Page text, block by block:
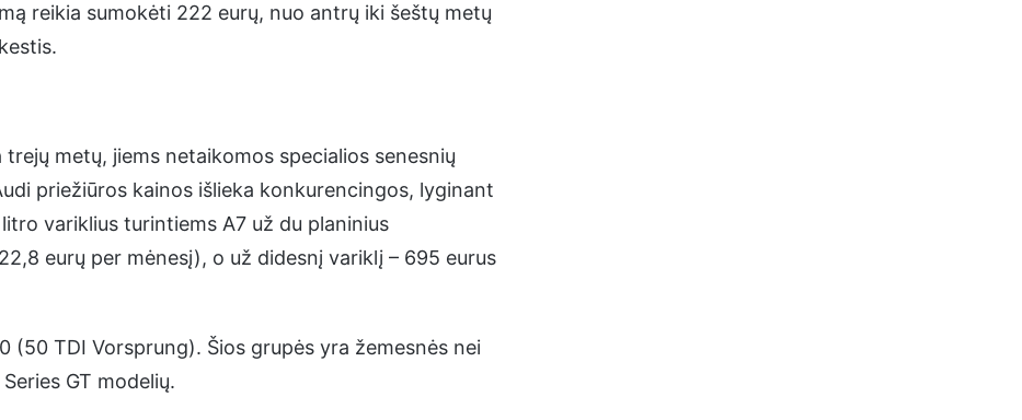
reikia sumokėti 222 eurų, nuo antrų iki šeštų metų
metų, jiems netaikomos specialios senesnių
priežiūros kainos išlieka konkurencingos, lyginant
variklius turintiems A7 už du planinius
eurų per mėnesį), o už didesnį variklį – 695 eurus
TDI Vorsprung). Šios grupės yra žemesnės nei
GT modelių.